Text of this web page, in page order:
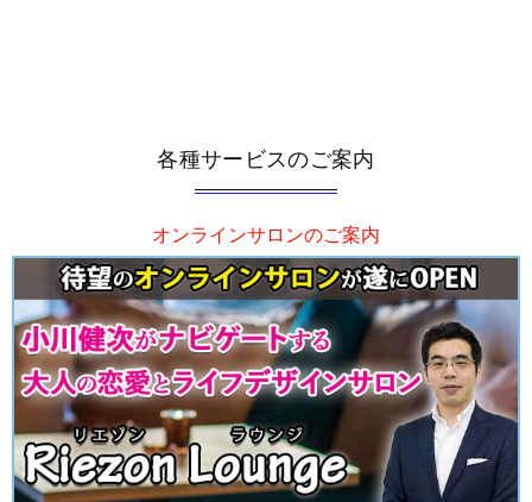
各種サービスのご案内
オンラインサロンのご案内